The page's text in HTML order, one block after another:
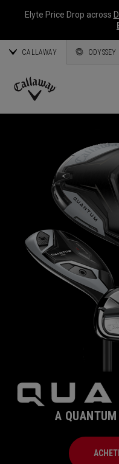
Elyte Price Drop across
CALLAWAY ODYSSEY
Callaway
A